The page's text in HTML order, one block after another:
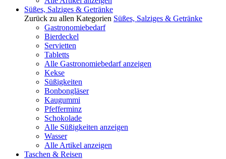
Süßes, Salziges & Getränke
Zurück zu allen Kategorien Süßes, Salziges & Getränke
Gastronomiebedarf
Bierdeckel
Servietten
Tabletts
Alle Gastronomiebedarf anzeigen
Kekse
Süßigkeiten
Bonbongläser
Kaugummi
Pfefferminz
Schokolade
Alle Süßigkeiten anzeigen
Wasser
Alle Artikel anzeigen
Taschen & Reisen